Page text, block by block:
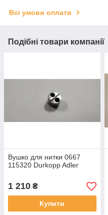
Всі умови оплати
Подібні товари компанії
Вушко для нитки 0667
115320 Durkopp Adler
1 210 ₴
Купити